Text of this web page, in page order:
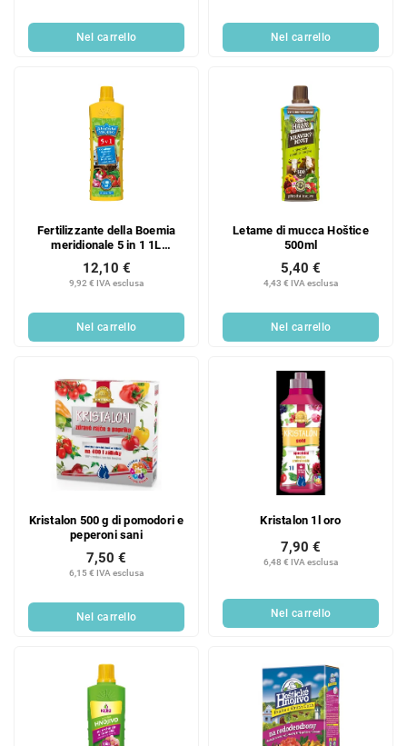
Nel carrello Nel carrello
Fertilizzante della Boemia
meridionale 5 in 1 1L
universale
9,92 € IVA esclusa
12,10 €
Nel carrello
Letame di mucca Hoštice
500ml
4,43 € IVA esclusa
5,40 €
Nel carrello
Kristalon 500 g di pomodori e
peperoni sani
6,15 € IVA esclusa
7,50 €
Nel carrello
Kristalon 1l oro
6,48 € IVA esclusa
7,90 €
Nel carrello